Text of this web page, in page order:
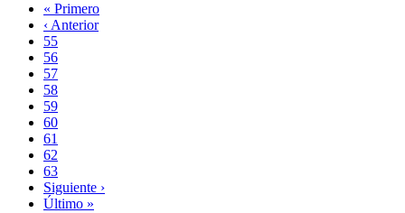
Paginación
Primera
página
« Primero
Página
anterior
‹ Anterior
Page
55
Page
56
Page
57
Page
58
Página
actual
59
Page
60
Page
61
Page
62
Page
63
Siguiente
página
Siguiente ›
Última
Último »